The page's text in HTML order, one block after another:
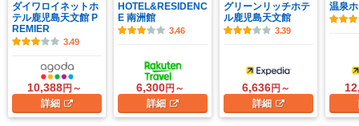
ダイワロイネットホ
テル鹿児島天文館 P
REMIER
3.49
10,388円～
詳細
HOTEL&RESIDENC
E 南洲館
3.46
6,300円～
詳細
グリーンリッチホテ
ル鹿児島天文館
3.39
6,636円～
詳細
温泉